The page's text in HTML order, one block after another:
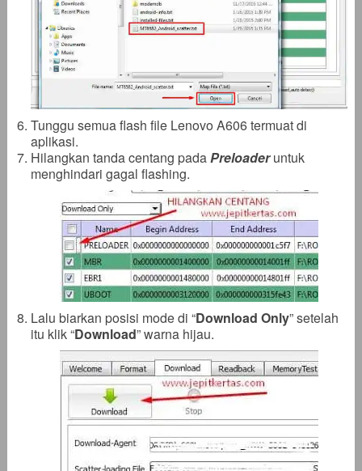
Tunggu semua flash file Lenovo A606 termuat di
aplikasi.
Hilangkan tanda centang padaPreloader untuk
menghindari gagal flashing.
Lalu biarkan posisi mode di “Download Only” setelah
itu klik “Download” warna hijau.